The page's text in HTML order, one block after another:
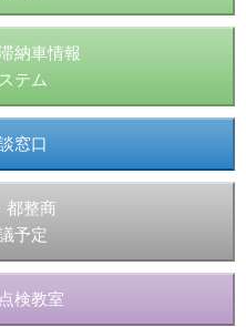
納車情報
テム
窓口
都整商
予定
検教室